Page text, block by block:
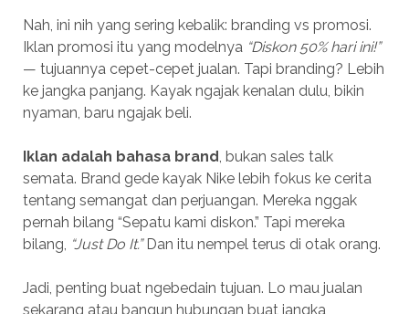
Nah, ini nih yang sering kebalik: branding vs promosi.
Iklan promosi itu yang modelnya “Diskon 50% hari ini!”
— tujuannya cepet-cepet jualan. Tapi branding? Lebih
ke jangka panjang. Kayak ngajak kenalan dulu, bikin
nyaman, baru ngajak beli.
Iklan adalah bahasa brand, bukan sales talk
semata. Brand gede kayak Nike lebih fokus ke cerita
tentang semangat dan perjuangan. Mereka nggak
pernah bilang “Sepatu kami diskon.” Tapi mereka
bilang, “Just Do It.”Dan itu nempel terus di otak orang.
Jadi, penting buat ngebedain tujuan. Lo mau jualan
sekarang atau bangun hubungan buat jangka